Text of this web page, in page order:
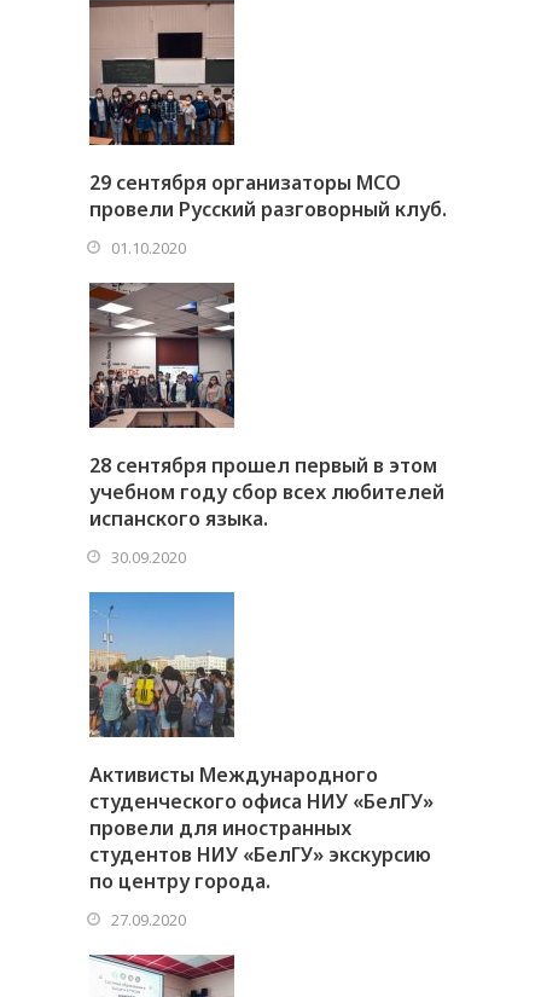
29 сентября организаторы МСО
провели Русский разговорный клуб.
01.10.2020
28 сентября прошел первый в этом
учебном году сбор всех любителей
испанского языка.
30.09.2020
Активисты Международного
студенческого офиса НИУ «БелГУ»
провели для иностранных
студентов НИУ «БелГУ» экскурсию
по центру города.
27.09.2020